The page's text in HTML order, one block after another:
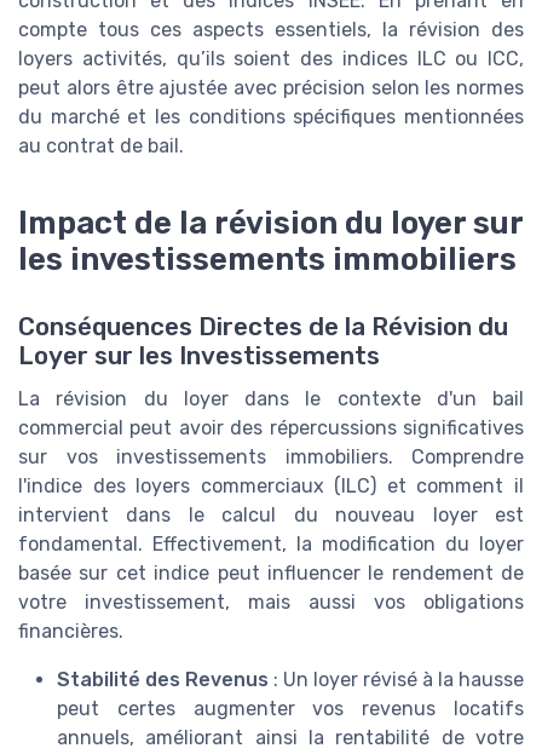
compte tous ces aspects essentiels, la révision des
loyers activités, qu’ils soient des indices ILC ou ICC,
peut alors être ajustée avec précision selon les normes
du marché et les conditions spécifiques mentionnées
au contrat de bail.
Impact de la révision du loyer sur
les investissements immobiliers
Conséquences Directes de la Révision du
Loyer sur les Investissements
La révision du loyer dans le contexte d'un bail
commercial peut avoir des répercussions significatives
sur vos investissements immobiliers. Comprendre
l'indice des loyers commerciaux (ILC) et comment il
intervient dans le calcul du nouveau loyer est
fondamental. Effectivement, la modification du loyer
basée sur cet indice peut influencer le rendement de
votre investissement, mais aussi vos obligations
financières.
Stabilité des Revenus : Un loyer révisé à la hausse
peut certes augmenter vos revenus locatifs
annuels, améliorant ainsi la rentabilité de votre